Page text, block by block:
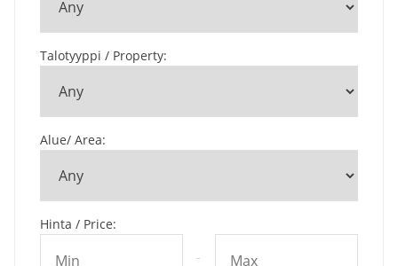
Talotyyppi / Property:
Alue/ Area:
Hinta / Price:
-